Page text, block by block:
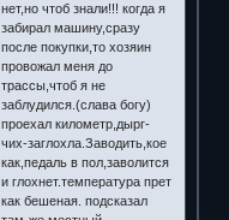
нет,но чтоб знали!!! когда я
забирал машину,сразу
после покупки,то хозяин
провожал меня до
трассы,чтоб я не
заблудился.(слава богу)
проехал километр,дырг-
чих-заглохла.Заводить,кое
как,педаль в пол,заволится
и глохнет.температура прет
как бешеная. подсказал